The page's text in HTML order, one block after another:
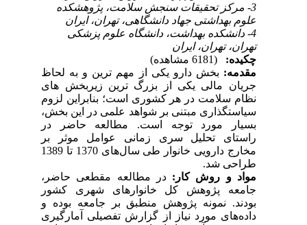
3- مرکز تحقیقات سنجش سلامت، پژوهشکده
علوم بهداشتی جهاد دانشگاهی، تهران، ایران
4- دانشکده بهداشت، دانشگاه علوم پزشکی
تهران، تهران، ایران
چکیده:
مقدمه:بخش دارو یکی از مهم ترین و به لحاظ
جریان مالی یکی از بزرگ ترین زیربخش های
نظام سلامت در هر کشوری است؛ بنابراین لزوم
سیاستگذاری مبتنی بر شواهد علمی در این بخش،
بسیار مورد توجه است. مطالعه حاضر در
راستای تحلیل سری زمانی عوامل موثر بر
مخارج دارویی خانوار طی سال‌های 1370 تا 1389
طراحی شد.
مواد و روش کار:در مطالعه مقطعی حاضر،
جامعه پژوهش کل خانوارهای شهری کشور
بودند. نمونه پژوهش منطبق بر جامعه بوده و
داده‌های مورد نیاز از گزارش تفصیلی آمارگیری